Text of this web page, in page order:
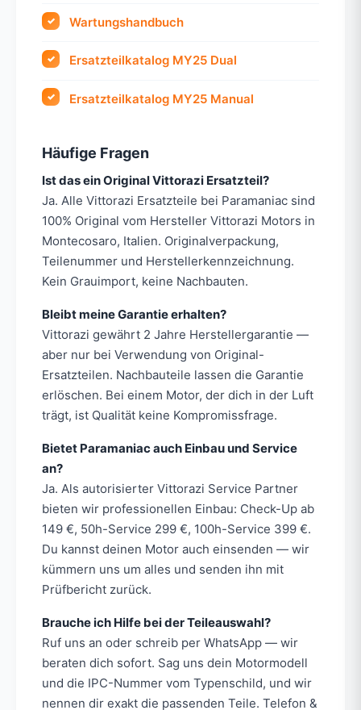
Wartungshandbuch
Ersatzteilkatalog MY25 Dual
Ersatzteilkatalog MY25 Manual
Häufige Fragen
Ist das ein Original Vittorazi Ersatzteil?
Ja. Alle Vittorazi Ersatzteile bei Paramaniac sind
100% Original vom Hersteller Vittorazi Motors in
Montecosaro, Italien. Originalverpackung,
Teilenummer und Herstellerkennzeichnung.
Kein Grauimport, keine Nachbauten.
Bleibt meine Garantie erhalten?
Vittorazi gewährt 2 Jahre Herstellergarantie —
aber nur bei Verwendung von Original-
Ersatzteilen. Nachbauteile lassen die Garantie
erlöschen. Bei einem Motor, der dich in der Luft
trägt, ist Qualität keine Kompromissfrage.
Bietet Paramaniac auch Einbau und Service
an?
Ja. Als autorisierter Vittorazi Service Partner
bieten wir professionellen Einbau: Check-Up ab
149 €, 50h-Service 299 €, 100h-Service 399 €.
Du kannst deinen Motor auch einsenden — wir
kümmern uns um alles und senden ihn mit
Prüfbericht zurück.
Brauche ich Hilfe bei der Teileauswahl?
Ruf uns an oder schreib per WhatsApp — wir
beraten dich sofort. Sag uns dein Motormodell
und die IPC-Nummer vom Typenschild, und wir
nennen dir exakt die passenden Teile. Telefon &